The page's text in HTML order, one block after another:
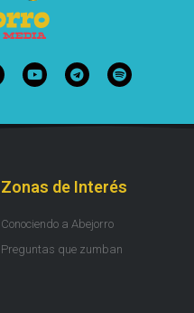
Zonas de Interés
Conociendo a Abejorro
Preguntas que zumban